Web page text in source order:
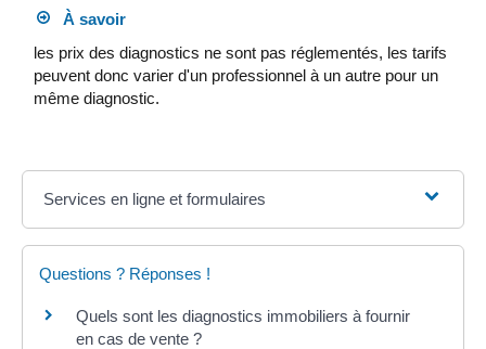
À savoir
les prix des diagnostics ne sont pas réglementés, les tarifs
peuvent donc varier d'un professionnel à un autre pour un
même diagnostic.
Services en ligne et formulaires
Questions ? Réponses !
Quels sont les diagnostics immobiliers à fournir
en cas de vente ?